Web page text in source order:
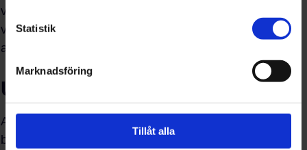
Statistik
Marknadsföring
Tillåt alla
väl kom på hur de skulle utforma sina filmer så var det
väldigt roligt och de gick in för det och hjälpte varandra
att filma.
Utmaning ger utveckling
Att göra något nytt gör att vi utmanas att tänka i nya
banor, men det tar också mer tankekraft och energi i